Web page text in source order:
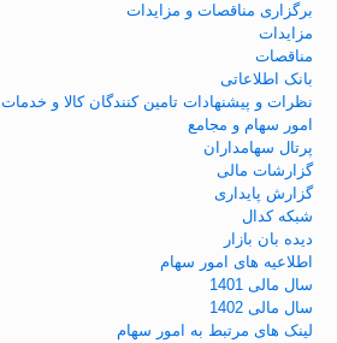
برگزاری مناقصات و مزایدات
مزایدات
مناقصات
بانک اطلاعاتی
نظرات و پیشنهادات تامین کنندگان کالا و خدمات
امور سهام و مجامع
پرتال سهامداران
گزارشات مالی
گزارش پایداری
شبکه کدال
دیده بان بازار
اطلاعیه های امور سهام
سال مالی 1401
سال مالی 1402
لینک های مرتبط به امور سهام